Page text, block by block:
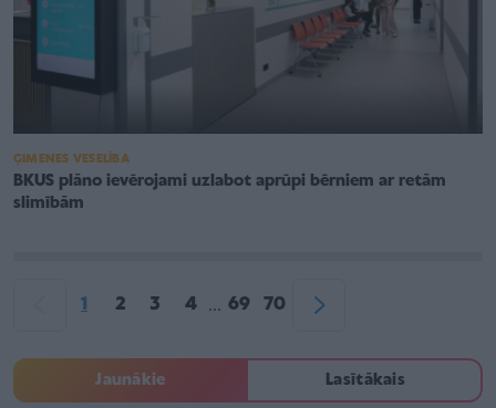
ĢIMENES VESELĪBA
BKUS plāno ievērojami uzlabot aprūpi bērniem ar retām
slimībām
1 2 3 4 ... 69 70
Jaunākie Lasītākais